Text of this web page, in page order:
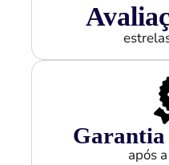
Garantia
após